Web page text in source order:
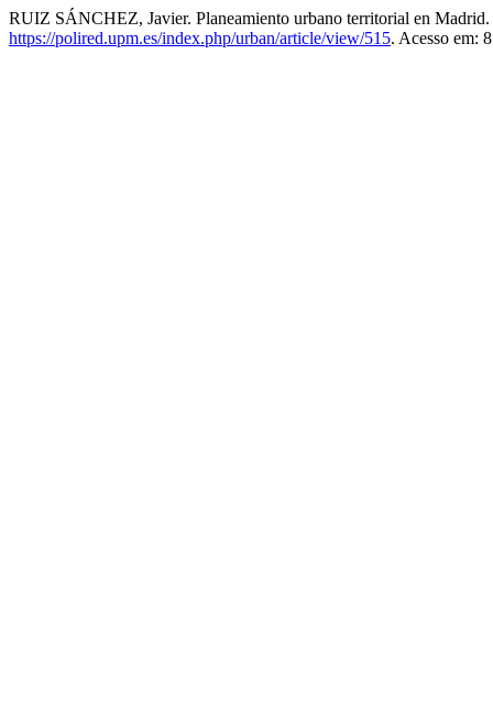
RUIZ SÁNCHEZ, Javier. Planeamiento urbano territorial en
https://polired.upm.es/index.php/urban/article/view/515. Acesso em: